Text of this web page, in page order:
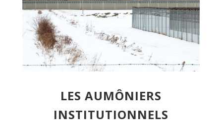
LES AUMÔNIERS
INSTITUTIONNELS